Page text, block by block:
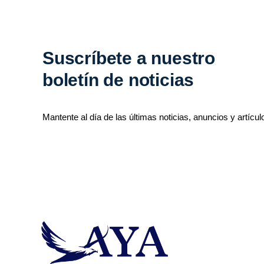
Suscríbete a nuestro
boletín de noticias
Mantente al día de las últimas noticias, anuncios y